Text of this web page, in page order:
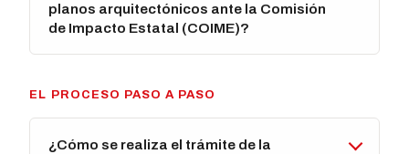
planos arquitectónicos ante la Comisión
de Impacto Estatal (COIME)?
EL PROCESO PASO A PASO
¿Cómo se realiza el trámite de la